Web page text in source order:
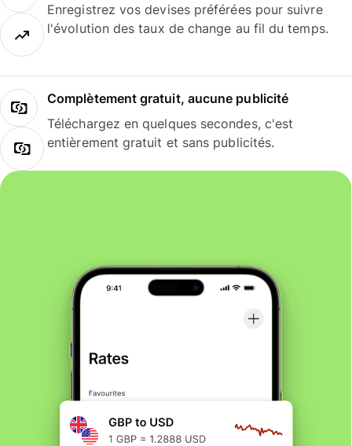
Enregistrez vos devises préférées pour suivre
l'évolution des taux de change au fil du temps.
Complètement gratuit, aucune publicité
Téléchargez en quelques secondes, c'est
entièrement gratuit et sans publicités.